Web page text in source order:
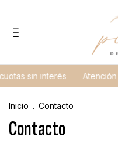
sin interés
Inicio . Contacto
Contacto